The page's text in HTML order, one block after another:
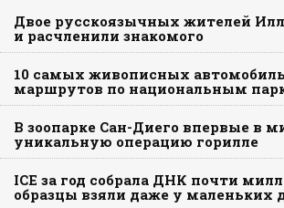
Двое русскоязычных жителей
и расчленили знакомого
10 самых живописных
маршрутов по национальным
В зоопарке Сан-Диего впервые в
уникальную операцию горилле
ICE за год собрала ДНК почти
образцы взяли даже у маленьких